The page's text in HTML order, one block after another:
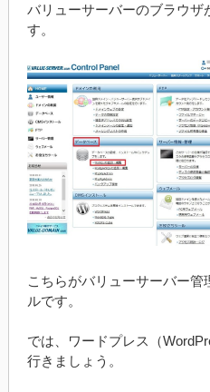
バリューサーバーのブラウザ
す。
こちらがバリューサーバー
ルです。
では、ワードプレス（
行きましょう。